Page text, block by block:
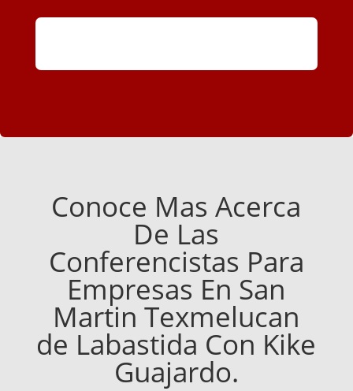
Conoce Mas Acerca
De Las
Conferencistas Para
Empresas En San
Martin Texmelucan
de Labastida Con Kike
Guajardo.